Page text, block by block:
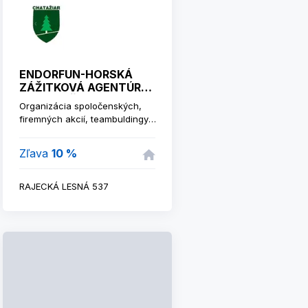
ENDORFUN-HORSKÁ
ZÁŽITKOVÁ AGENTÚRA
- CHATA ŽIAR
Organizácia spoločenských,
firemných akcií, teambuldingy,
paintball, zorbing, lukostreľba a
animácie pre deti,.
Zľava 10 %
RAJECKÁ LESNÁ 537